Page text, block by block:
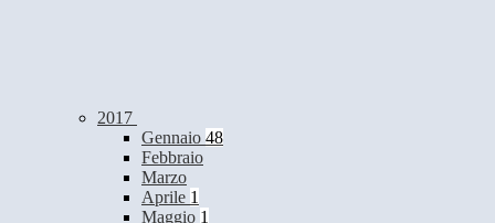
2017
Gennaio 48
Febbraio
Marzo
Aprile 1
Maggio 1